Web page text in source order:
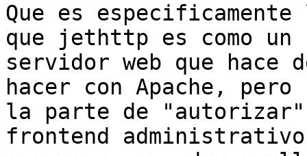
Que es
que jethttp es como un
servidor web que hace
hacer con Apache, pero
la parte de
frontend administrativo